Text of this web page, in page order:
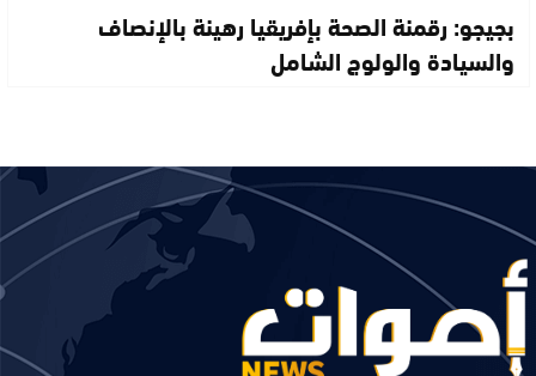
بجيجو: رقمنة الصحة بإفريقيا رهينة بالإنصاف
والسيادة والولوج الشامل